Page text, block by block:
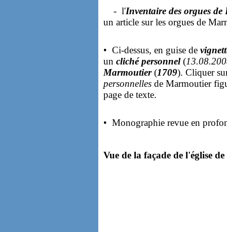
- l'Inventaire des orgues de
un article sur les orgues de
• Ci-dessus, en guise de
un cliché personnel(
Marmoutier(1709). Cliquer
personnelles de Marmoutier
page de texte.
• Monographie revue en
Vue de la façade de l'église